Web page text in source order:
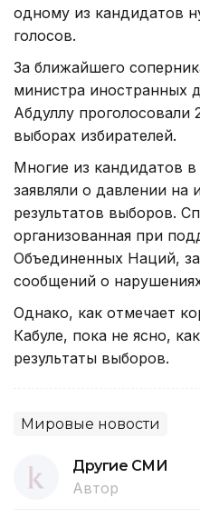
одному из кандидатов
голосов.
За ближайшего
министра иностранных
Абдуллу проголосовали
выборах избирателей.
Многие из кандидатов
заявляли о давлении на
результатов выборов.
организованная при
Объединенных Наций,
сообщений о
Однако, как отмечает
Кабуле, пока не ясно,
результаты выборов.
Мировые новости
Другие СМИ
Автор